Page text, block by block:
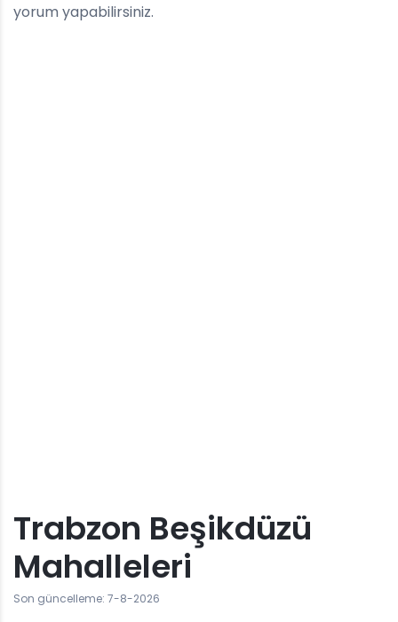
yorum yapabilirsiniz.
Trabzon Beşikdüzü
Mahalleleri
Son güncelleme: 7-8-2026